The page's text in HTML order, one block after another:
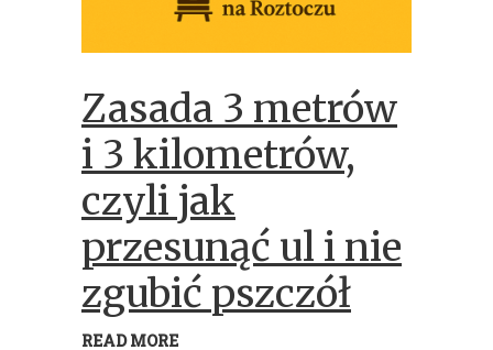
Zasada 3 metrów
i 3 kilometrów,
czyli jak
przesunąć ul i nie
zgubić pszczół
READ MORE